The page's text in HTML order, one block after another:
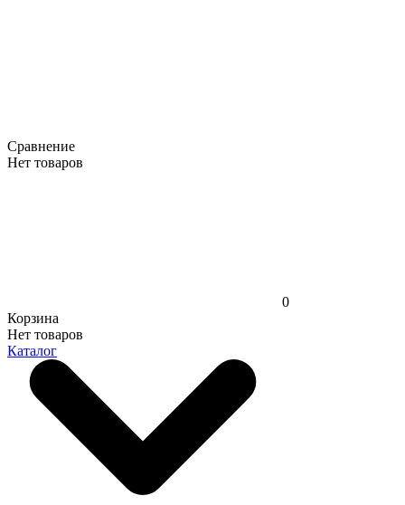
Сравнение
Нет товаров
0
Корзина
Нет товаров
Каталог